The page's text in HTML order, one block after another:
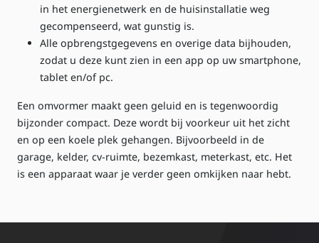
in het energienetwerk en de huisinstallatie weg
gecompenseerd, wat gunstig is.
Alle opbrengstgegevens en overige data bijhouden,
zodat u deze kunt zien in een app op uw smartphone,
tablet en/of pc.
Een omvormer maakt geen geluid en is tegenwoordig
bijzonder compact. Deze wordt bij voorkeur uit het zicht
en op een koele plek gehangen. Bijvoorbeeld in de
garage, kelder, cv-ruimte, bezemkast, meterkast, etc. Het
is een apparaat waar je verder geen omkijken naar hebt.